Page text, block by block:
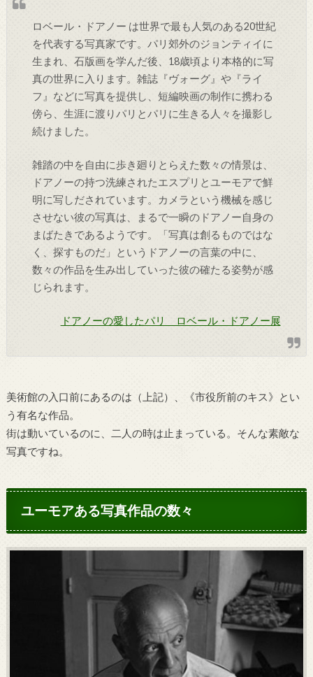
ロベール・ドアノー は世界で最も人気のある20世紀
を代表する写真家です。パリ郊外のジョンティイに
生まれ、石版画を学んだ後、18歳頃より本格的に写
真の世界に入ります。雑誌『ヴォーグ』や『ライ
フ』などに写真を提供し、短編映画の制作に携わる
傍ら、生涯に渡りパリとパリに生きる人々を撮影し
続けました。
雑踏の中を自由に歩き廻りとらえた数々の情景は、
ドアノーの持つ洗練されたエスプリとユーモアで鮮
明に写しだされています。カメラという機械を感じ
させない彼の写真は、まるで一瞬のドアノー自身の
まばたきであるようです。「写真は創るものではな
く、探すものだ」というドアノーの言葉の中に、
数々の作品を生み出していった彼の確たる姿勢が感
じられます。
ドアノーの愛したパリ ロベール・ドアノー展
美術館の入口前にあるのは（上記）、《市役所前のキス》とい
う有名な作品。
街は動いているのに、二人の時は止まっている。そんな素敵な
写真ですね。
ユーモアある写真作品の数々